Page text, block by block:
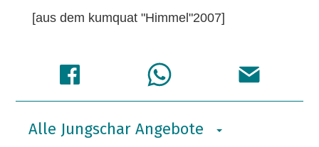
[aus dem kumquat "Himmel"2007]
Alle Jungschar Angebote